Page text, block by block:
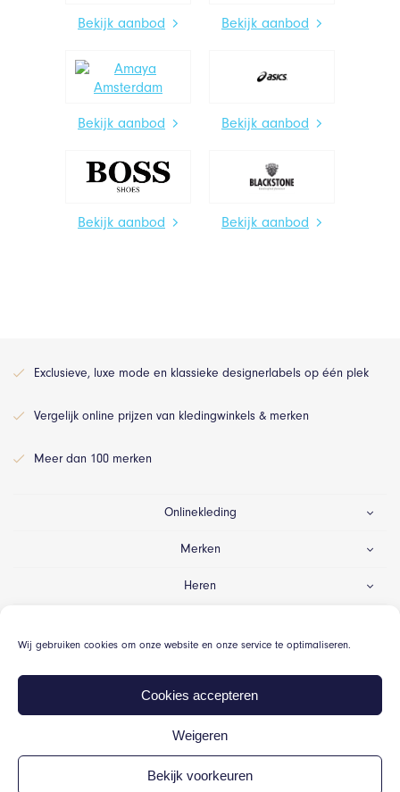
Wij gebruiken cookies om onze website en onze service te optimaliseren.
Cookies accepteren
Weigeren
Bekijk voorkeuren
Bekijk aanbod Bekijk aanbod
Bekijk aanbod Bekijk aanbod
Bekijk aanbod Bekijk aanbod
Exclusieve, luxe mode en klassieke designerlabels op één plek
Vergelijk online prijzen van kledingwinkels & merken
Meer dan 100 merken
Onlinekleding
Merken
Heren
Algemene voorwaarden
Cookiebeleid